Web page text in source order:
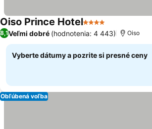
Oiso Prince Hotel4 Počet hviezdičiek
8,1Veľmi dobré (hodnotenia: 4 443) Oiso
Vyberte dátumy a pozrite si presné ceny
Obľúbená voľba